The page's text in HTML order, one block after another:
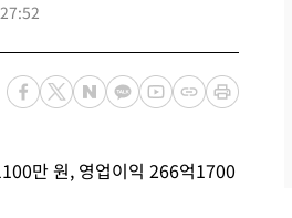
만 원, 영업이익 266억1700